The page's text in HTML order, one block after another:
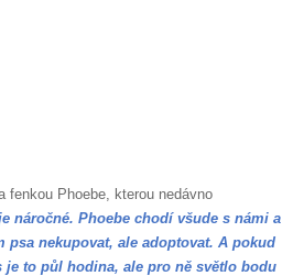
fenkou Phoebe, kterou nedávno
náročné. Phoebe chodí všude s námi a
nekupovat, ale adoptovat. A pokud
je to půl hodina, ale pro ně světlo bodu